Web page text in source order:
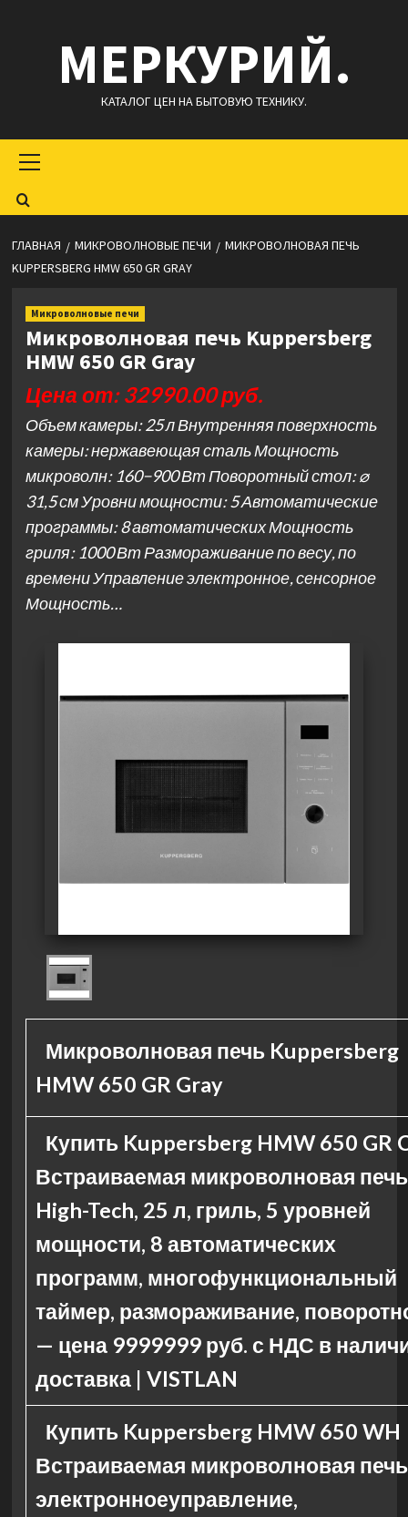
содержимомуМЕРКУРИЙ.
КАТАЛОГ ЦЕН НА БЫТОВУЮ ТЕХНИКУ.
меню
ГЛАВНАЯ МИКРОВОЛНОВЫЕ ПЕЧИ
МИКРОВОЛНОВАЯ ПЕЧЬ
KUPPERSBERG HMW 650 GR GRAY
Микроволновые печи
Микроволновая печь Kuppersberg
HMW 650 GR Gray
Цена от: 32990.00 руб.
Объем камеры: 25 л Внутренняя поверхность
камеры: нержавеющая сталь Мощность
микроволн: 160−900 Вт Поворотный стол: ⌀
31,5 см Уровни мощности: 5 Автоматические
программы: 8 автоматических Мощность
гриля: 1000 Вт Размораживание по весу, по
времени Управление электронное, сенсорное
Мощность…
Микроволновая печь Kuppersberg
HMW 650 GR Gray
Купить Kuppersberg HMW 650 GR
Встраиваемая микроволновая
High-Tech, 25 л, гриль, 5 уровней
мощности, 8 автоматических
программ, многофункциональный
таймер, размораживание,
— цена 9999999 руб. с НДС в
доставка | VISTLAN
Купить Kuppersberg HMW 650 WH
Встраиваемая микроволновая
электронноеуправление,